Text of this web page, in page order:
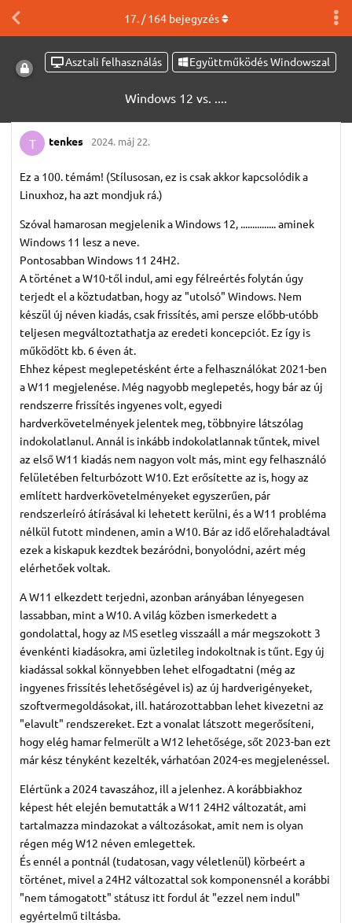
Asztali felhasználás Együttműködés Windowszal
Windows 12 vs. ....
17. /164bejegyzés
T tenkes 2024. máj 22.
Ez a 100. témám! (Stílusosan, ez is csak akkor kapcsolódik a
Linuxhoz, ha azt mondjuk rá.)
Szóval hamarosan megjelenik a Windows 12, ............... aminek
Windows 11 lesz a neve.
Pontosabban Windows 11 24H2.
A történet a W10-től indul, ami egy félreértés folytán úgy
terjedt el a köztudatban, hogy az "utolsó" Windows. Nem
készül új néven kiadás, csak frissítés, ami persze előbb-utóbb
teljesen megváltoztathatja az eredeti koncepciót. Ez így is
működött kb. 6 éven át.
Ehhez képest meglepetésként érte a felhasználókat 2021-ben
a W11 megjelenése. Még nagyobb meglepetés, hogy bár az új
rendszerre frissítés ingyenes volt, egyedi
hardverkövetelmények jelentek meg, többnyire látszólag
indokolatlanul. Annál is inkább indokolatlannak tűntek, mivel
az első W11 kiadás nem nagyon volt más, mint egy felhasználó
felületében felturbózott W10. Ezt erősítette az is, hogy az
említett hardverkövetelményeket egyszerűen, pár
rendszerleíró átírásával ki lehetett kerülni, és a W11 probléma
nélkül futott mindenen, amin a W10. Bár az idő előrehaladtával
ezek a kiskapuk kezdtek bezáródni, bonyolódni, azért még
elérhetőek voltak.
A W11 elkezdett terjedni, azonban arányában lényegesen
lassabban, mint a W10. A világ közben ismerkedett a
gondolattal, hogy az MS esetleg visszaáll a már megszokott 3
évenkénti kiadásokra, ami üzletileg indokoltnak is tűnt. Egy új
kiadással sokkal könnyebben lehet elfogadtatni (még az
ingyenes frissítés lehetőségével is) az új hardverigényeket,
szoftvermegoldásokat, ill. határozottabban lehet kivezetni az
"elavult" rendszereket. Ezt a vonalat látszott megerősíteni,
hogy elég hamar felmerült a W12 lehetősége, sőt 2023-ban ezt
már kész tényként kezelték, várhatóan 2024-es megjelenéssel.
Elértünk a 2024 tavaszához, ill a jelenhez. A korábbiakhoz
képest hét elején bemutatták a W11 24H2 változatát, ami
tartalmazza mindazokat a változásokat, amit nem is olyan
régen még W12 néven emlegettek.
És ennél a pontnál (tudatosan, vagy véletlenül) körbeért a
történet, mivel a 24H2 változattal sok komponensnél a korábbi
"nem támogatott" státusz itt fordul át "ezzel nem indul"
egyértelmű tiltásba.